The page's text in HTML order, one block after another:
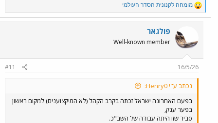
R
e
a
i
n
s
מומחה לקנונית הסדר העולמי
פולגאר
Well-known member
16/5/26
#11
נכתב ע"י Henry0:
בפעם האחרונה ישראל זכתה בקרב הקהל (לא המיקצוענים) למקום ראשון
בפער ענק,
סביר שזו היתה עבודה של השב"כ.